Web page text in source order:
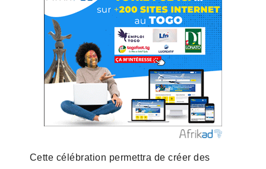
Cette célébration permettra de créer des